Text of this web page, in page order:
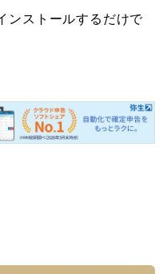
ンストールするだけで